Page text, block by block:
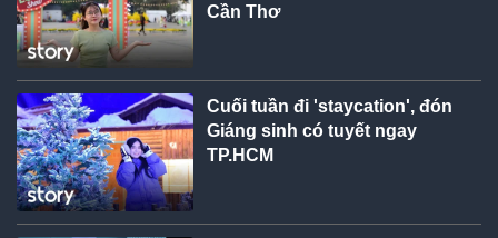
Cần Thơ
Cuối tuần đi 'staycation', đón
Giáng sinh có tuyết ngay
TP.HCM